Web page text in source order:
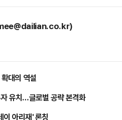
대의 역설
유치…글로벌 공략 본격화
이 아리재' 론칭